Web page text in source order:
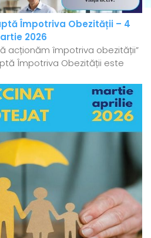
Împotriva Obezității – 4
2026
acționăm împotriva obezității”
Împotriva Obezității este